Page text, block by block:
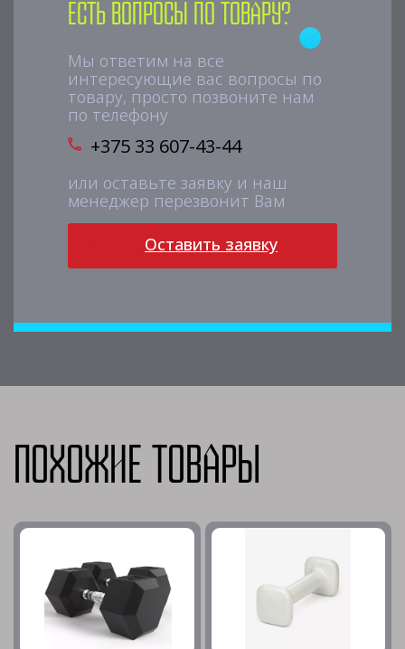
Есть вопросы по товару?
Мы ответим на все
интересующие вас вопросы по
товару, просто позвоните нам
по телефону
+375 33 607-43-44
или оставьте заявку и наш
менеджер перезвонит Вам
Оставить заявку
Похожие товары